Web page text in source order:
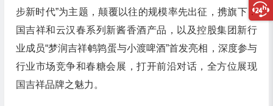
步新时代”为主题，颠覆以往的规模率先出征，携旗下：
国吉祥和云汉春系列新酱香酒产品，以及控股集团新行
业成员“梦润吉祥鹌鹑蛋与小渡啤酒”首发亮相，深度参与
行业市场竞争和春糖会展，打开前沿对话，全方位展现
国吉祥品牌之魅力。